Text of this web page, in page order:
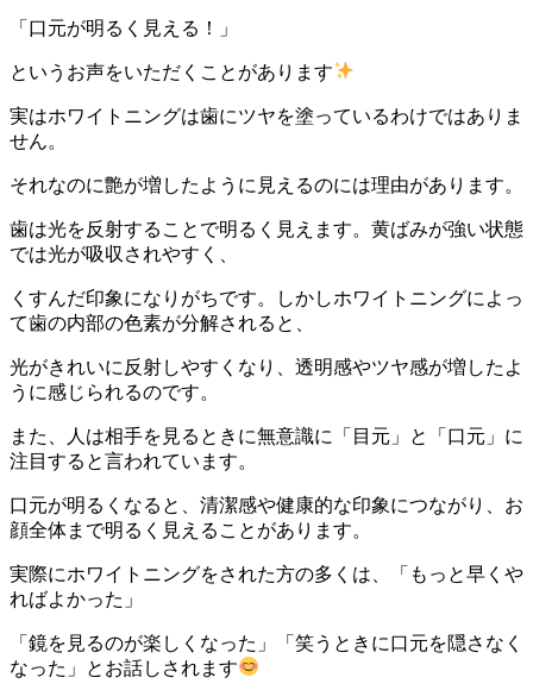
「口元が明るく見える！」
というお声をいただくことがあります
実はホワイトニングは歯にツヤを塗っているわけではありま
せん。
それなのに艶が増したように見えるのには理由があります。
歯は光を反射することで明るく見えます。黄ばみが強い状態
では光が吸収されやすく、
くすんだ印象になりがちです。しかしホワイトニングによっ
て歯の内部の色素が分解されると、
光がきれいに反射しやすくなり、透明感やツヤ感が増したよ
うに感じられるのです。
また、人は相手を見るときに無意識に「目元」と「口元」に
注目すると言われています。
口元が明るくなると、清潔感や健康的な印象につながり、お
顔全体まで明るく見えることがあります。
実際にホワイトニングをされた方の多くは、「もっと早くや
ればよかった」
「鏡を見るのが楽しくなった」「笑うときに口元を隠さなく
なった」とお話しされます